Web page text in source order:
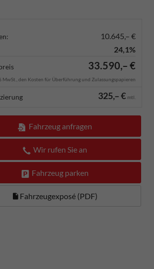
10.645,– €
24,1%
33.590,– €
MwSt., den Kosten für Überführung und Zulassungspapieren
325,– € mtl.
Fahrzeug anfragen
Wir rufen Sie an
Fahrzeug parken
Fahrzeugexposé (PDF)